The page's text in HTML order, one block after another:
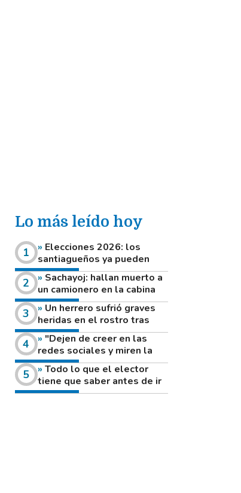
Lo más leído hoy
Elecciones 2026: los
santiagueños ya pueden
consultar dónde votan este
domingo
Sachayoj: hallan muerto a
un camionero en la cabina
de su vehículo a la vera de
un camino rural
Un herrero sufrió graves
heridas en el rostro tras
reventar el disco de una
amoladora
"Dejen de creer en las
redes sociales y miren la
heladera de sus casas": el
fuerte mensaje de una joven
que votó por primera vez
Todo lo que el elector
tiene que saber antes de ir
a votar este domingo